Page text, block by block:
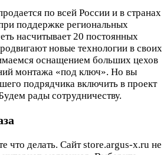
по всей России и в странах
поддержке региональных
насчитывает 20 постоянных
новые технологии в своих
оснащением больших цехов
монтажа «под ключ». Но вы
подрядчика включить в проект
рады сотрудничеству.
что делать. Сайт store.argus-x.ru не